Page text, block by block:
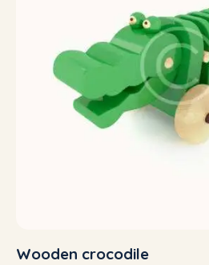
Wooden crocodile